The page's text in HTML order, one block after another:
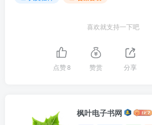
喜欢就支持一下吧
点赞8 赞赏 分享
枫叶电子书网